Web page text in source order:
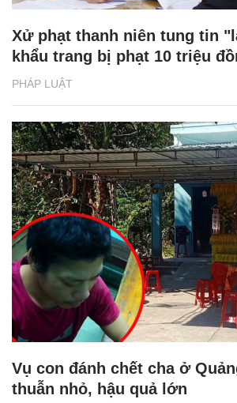
PHÁP LUẬT
Xử phạt thanh niên tung tin
khẩu trang bị phạt 10 triệu
Vụ con đánh chết cha ở
thuẫn nhỏ, hậu quả lớn